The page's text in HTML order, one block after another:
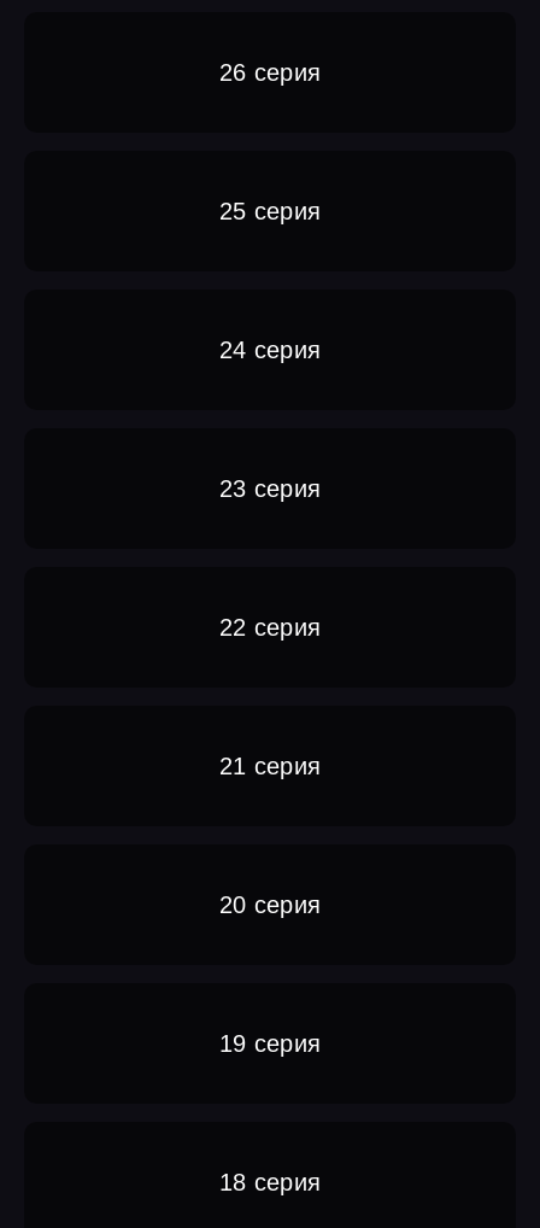
26 серия
25 серия
24 серия
23 серия
22 серия
21 серия
20 серия
19 серия
18 серия